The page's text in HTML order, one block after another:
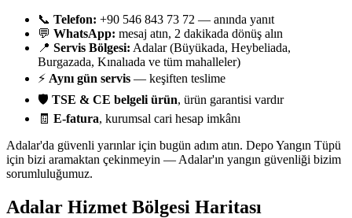
📞 Telefon: +90 546 843 73 72 — anında yanıt
💬 WhatsApp: mesaj atın, 2 dakikada dönüş alın
📍 Servis Bölgesi: Adalar (Büyükada, Heybeliada,
Burgazada, Kınalıada ve tüm mahalleler)
⚡ Aynı gün servis — keşiften teslime
🛡️ TSE & CE belgeli ürün, ürün garantisi vardır
🧾 E-fatura, kurumsal cari hesap imkânı
Adalar'da güvenli yarınlar için bugün adım atın. Depo Yangın Tüpü
için bizi aramaktan çekinmeyin — Adalar'ın yangın güvenliği bizim
sorumluluğumuz.
Adalar Hizmet Bölgesi Haritası